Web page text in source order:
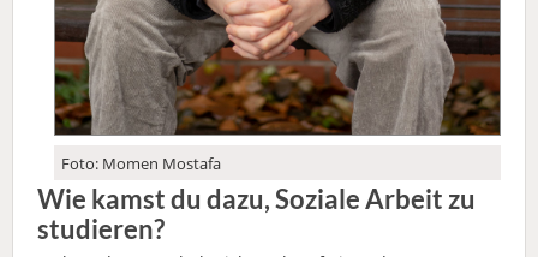
Foto: Momen Mostafa
Wie kamst du dazu, Soziale Arbeit zu
studieren?